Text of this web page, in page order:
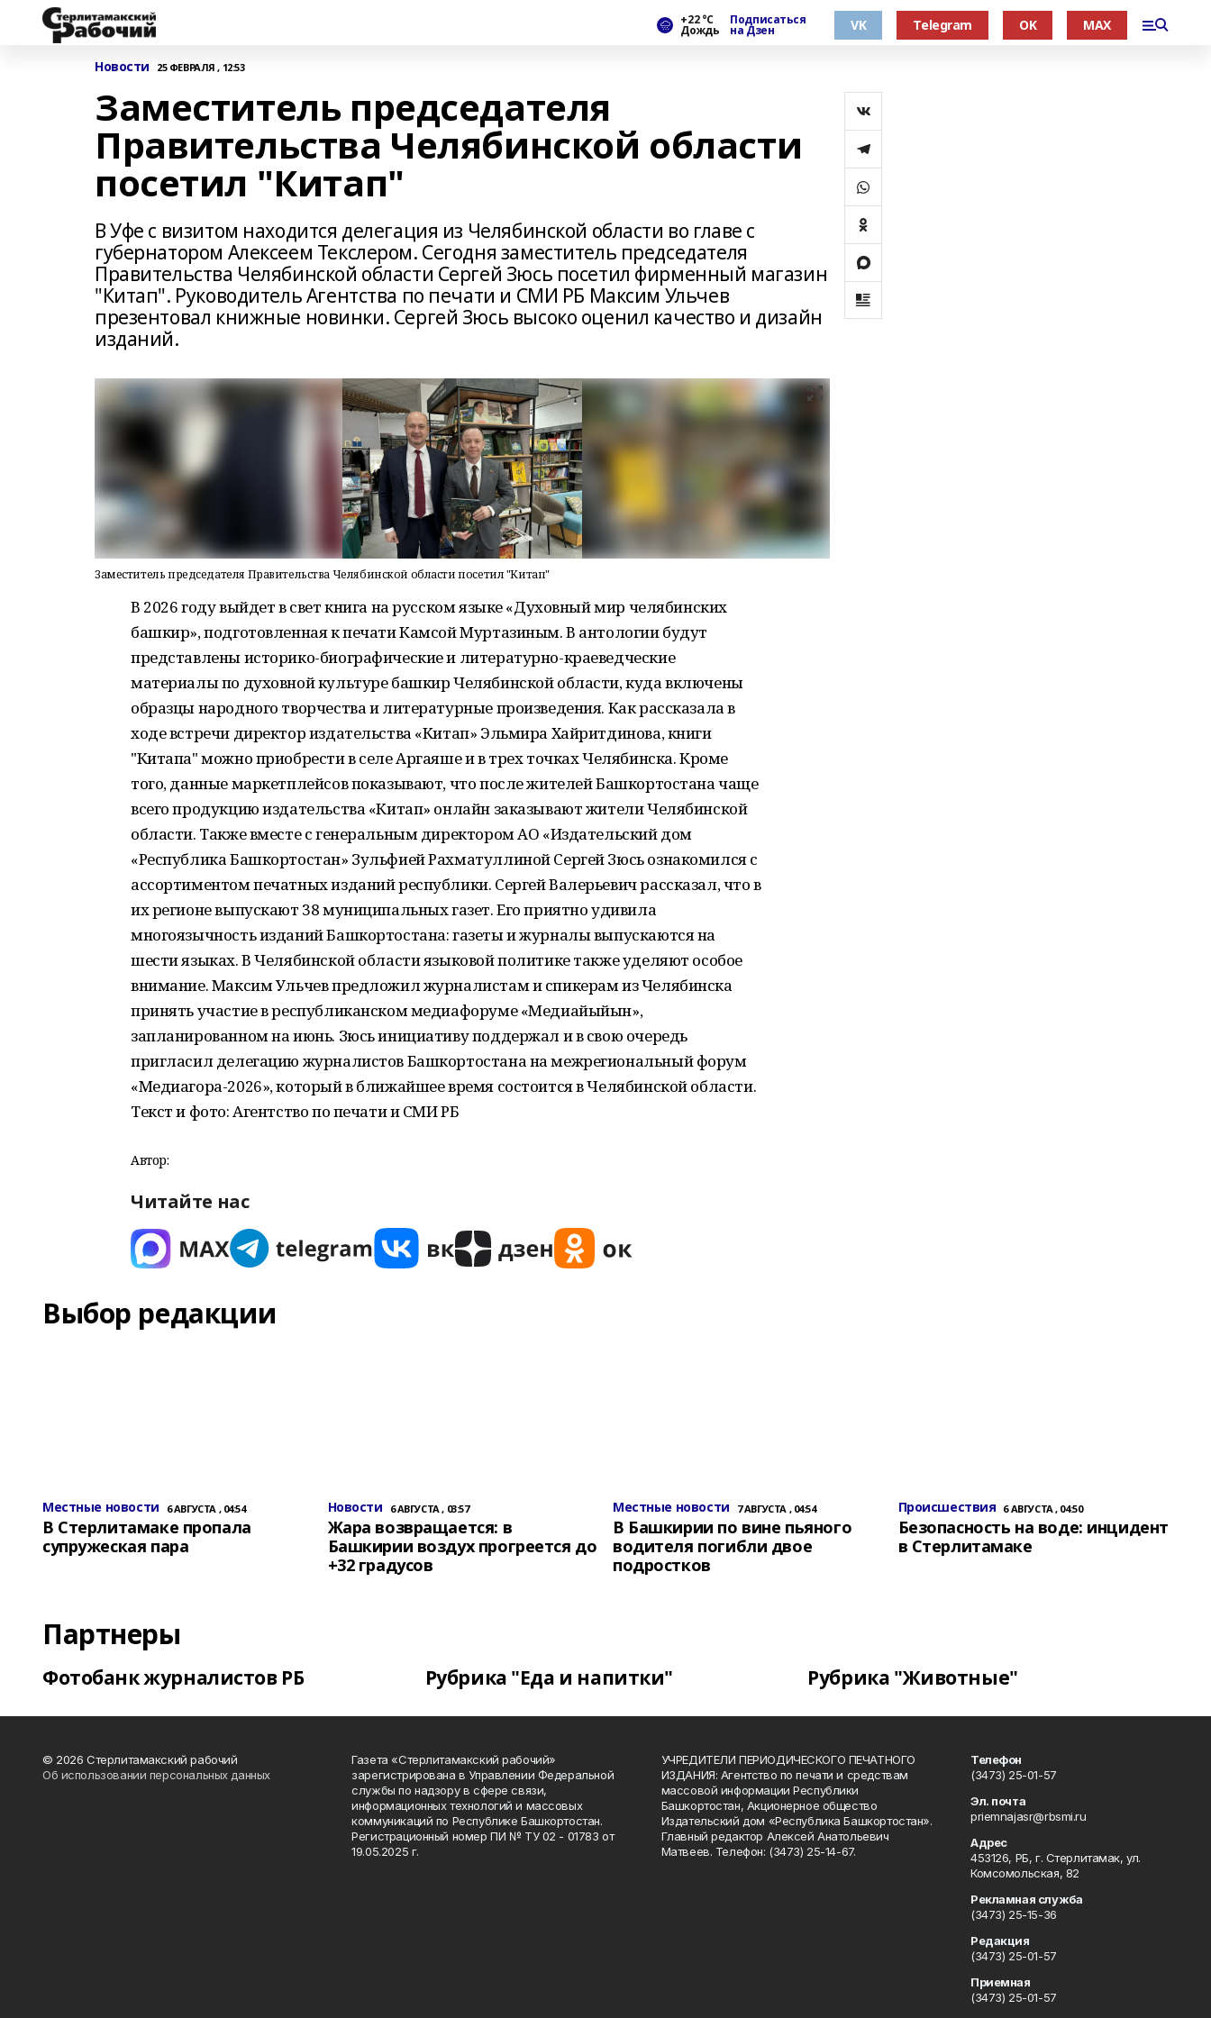
+22 °С
Дождь
Подписаться
на Дзен VK Telegram OK MAX
Новости 25 ФЕВРАЛЯ , 12:53
Заместитель председателя
Правительства Челябинской области
посетил "Китап"
В Уфе с визитом находится делегация из Челябинской области во главе с
губернатором Алексеем Текслером. Сегодня заместитель председателя
Правительства Челябинской области Сергей Зюсь посетил фирменный магазин
"Китап". Руководитель Агентства по печати и СМИ РБ Максим Ульчев
презентовал книжные новинки. Сергей Зюсь высоко оценил качество и дизайн
изданий.
Заместитель председателя Правительства Челябинской области посетил "Китап"
В 2026 году выйдет в свет книга на русском языке «Духовный мир челябинских
башкир», подготовленная к печати Камсой Муртазиным. В антологии будут
представлены историко-биографические и литературно-краеведческие
материалы по духовной культуре башкир Челябинской области, куда включены
образцы народного творчества и литературные произведения. Как рассказала в
ходе встречи директор издательства «Китап» Эльмира Хайритдинова, книги
"Китапа" можно приобрести в селе Аргаяше и в трех точках Челябинска. Кроме
того, данные маркетплейсов показывают, что после жителей Башкортостана чаще
всего продукцию издательства «Китап» онлайн заказывают жители Челябинской
области. Также вместе с генеральным директором АО «Издательский дом
«Республика Башкортостан» Зульфией Рахматуллиной Сергей Зюсь ознакомился с
ассортиментом печатных изданий республики. Сергей Валерьевич рассказал, что в
их регионе выпускают 38 муниципальных газет. Его приятно удивила
многоязычность изданий Башкортостана: газеты и журналы выпускаются на
шести языках. В Челябинской области языковой политике также уделяют особое
внимание. Максим Ульчев предложил журналистам и спикерам из Челябинска
принять участие в республиканском медиафоруме «Медиайыйын»,
запланированном на июнь. Зюсь инициативу поддержал и в свою очередь
пригласил делегацию журналистов Башкортостана на межрегиональный форум
«Медиагора-2026», который в ближайшее время состоится в Челябинской области.
Текст и фото: Агентство по печати и СМИ РБ
Автор:
Читайте нас
Выбор редакции
Местные новости 6 АВГУСТА , 04:54
В Стерлитамаке пропала
супружеская пара
Новости 6 АВГУСТА , 03:57
Жара возвращается: в
Башкирии воздух прогреется до
+32 градусов
Местные новости 7 АВГУСТА , 04:54
В Башкирии по вине пьяного
водителя погибли двое
подростков
Происшествия 6 АВГУСТА , 04:50
Безопасность на воде: инцидент
в Стерлитамаке
Партнеры
Фотобанк журналистов РБ Рубрика "Еда и напитки" Рубрика "Животные"
© 2026 Стерлитамакский рабочий
Об использовании персональных данных
Газета «Стерлитамакский рабочий»
зарегистрирована в Управлении Федеральной
службы по надзору в сфере связи,
информационных технологий и массовых
коммуникаций по Республике Башкортостан.
Регистрационный номер ПИ № ТУ 02 - 01783 от
19.05.2025 г.
УЧРЕДИТЕЛИ ПЕРИОДИЧЕСКОГО ПЕЧАТНОГО
ИЗДАНИЯ: Агентство по печати и средствам
массовой информации Республики
Башкортостан, Акционерное общество
Издательский дом «Республика Башкортостан».
Главный редактор Алексей Анатольевич
Матвеев. Телефон: (3473) 25-14-67.
Телефон
(3473) 25-01-57
Эл. почта
priemnajasr@rbsmi.ru
Адрес
453126, РБ, г. Стерлитамак, ул.
Комсомольская, 82
Рекламная служба
(3473) 25-15-36
Редакция
(3473) 25-01-57
Приемная
(3473) 25-01-57